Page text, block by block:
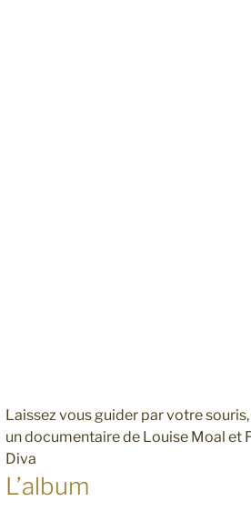
Laissez vous guider par votre
un documentaire de Louise Moal et
Diva
L’album